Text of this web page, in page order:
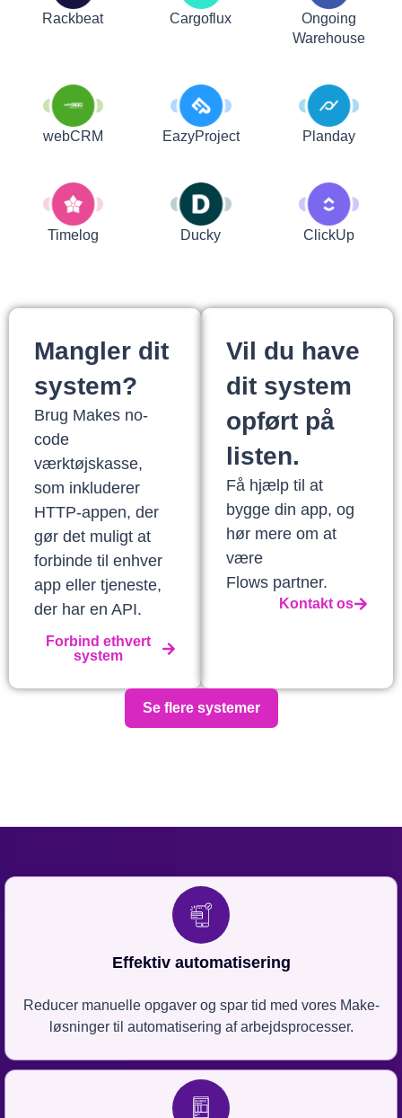
Rackbeat Cargoflux
Ongoing
Warehouse
webCRM EazyProject Planday
Timelog Ducky ClickUp
Mangler dit
system?
Brug Makes no-
code
værktøjskasse,
som inkluderer
HTTP-appen, der
gør det muligt at
forbinde til enhver
app eller tjeneste,
der har en API.
Forbind ethvert
system
Vil du have
dit system
opført på
listen.
Få hjælp til at
bygge din app, og
hør mere om at
være
Flows partner.
Kontakt os
Se flere systemer
Effektiv automatisering
Reducer manuelle opgaver og spar tid med vores Make-
løsninger til automatisering af arbejdsprocesser.